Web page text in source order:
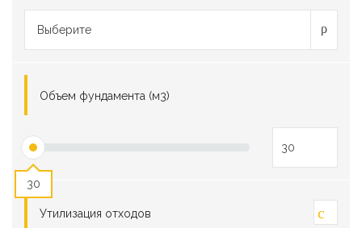
Выберите
Объем фундамента (м3)
30
Утилизация отходов